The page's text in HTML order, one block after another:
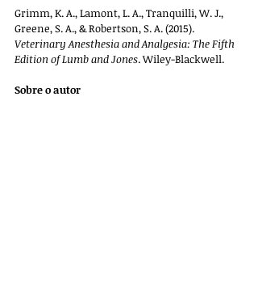
Grimm, K. A., Lamont, L. A., Tranquilli, W. J.,
Greene, S. A., & Robertson, S. A. (2015).
Veterinary Anesthesia and Analgesia: The Fifth
Edition of Lumb and Jones. Wiley-Blackwell.
Sobre o autor